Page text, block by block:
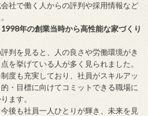
社で働く人からの評判や採用情報など
1998年の創業当時から高性能な家づくり
判を見ると、人の良さや労働環境がき
を挙げている人が多く見られました。
度も充実しており、社員がスキルアッ
・目標に向けてコミットできる職場に
ます。
後も社員一人ひとりが輝き、未来を見